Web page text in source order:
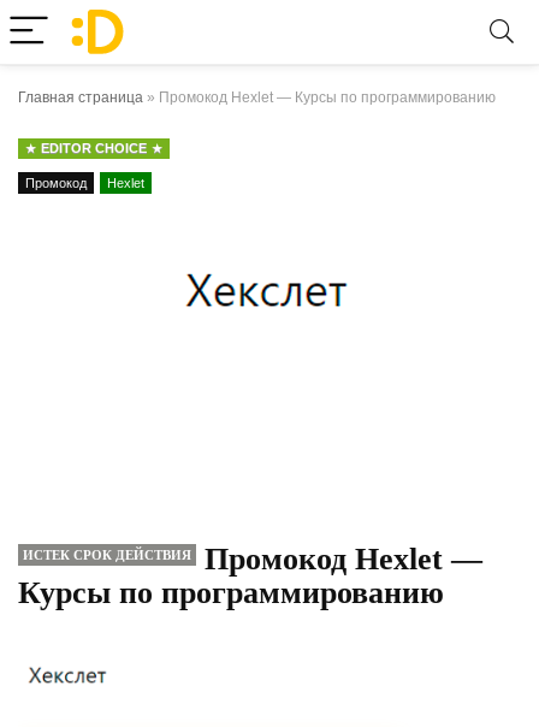
Главная страница » Промокод Hexlet — Курсы по программированию
EDITOR CHOICE
Промокод Hexlet
ИСТЕК СРОК ДЕЙСТВИЯ
Промокод Hexlet —
Курсы по программированию